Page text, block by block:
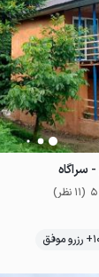
سراگاه
5 (11 نظر)
موفق